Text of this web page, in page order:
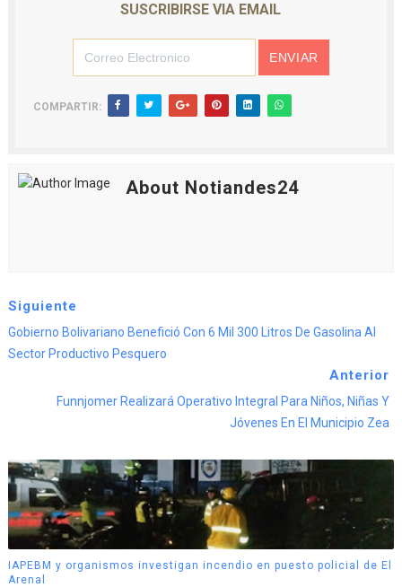
SUSCRIBIRSE VIA EMAIL
COMPARTIR:
About Notiandes24
Siguiente
Gobierno Bolivariano Benefició Con 6 Mil 300 Litros De Gasolina Al
Sector Productivo Pesquero
Anterior
Funnjomer Realizará Operativo Integral Para Niños, Niñas Y
Jóvenes En El Municipio Zea
IAPEBM y organismos investigan incendio en puesto policial de El
Arenal